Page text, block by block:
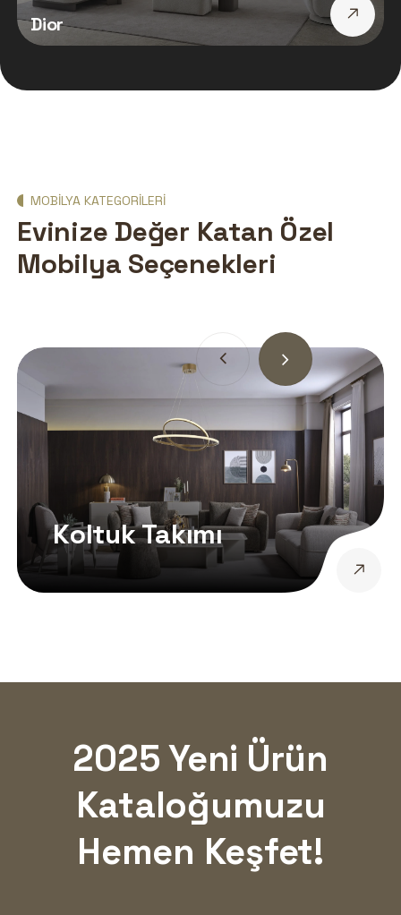
Dior
MOBILYA KATEGORILERI
Evinize Değer Katan Özel
Mobilya Seçenekleri
Koltuk Takımı
2025 Yeni Ürün
Kataloğumuzu
Hemen Keşfet!